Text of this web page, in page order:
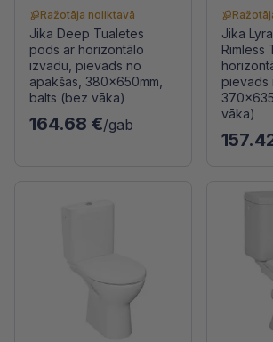
Ražotāja noliktavā
Jika Deep Tualetes
pods ar horizontālo
izvadu, pievads no
apakšas, 380x650mm,
balts (bez vāka)
164.68 €/gab
Jika
Rimless
pievads
vāka)